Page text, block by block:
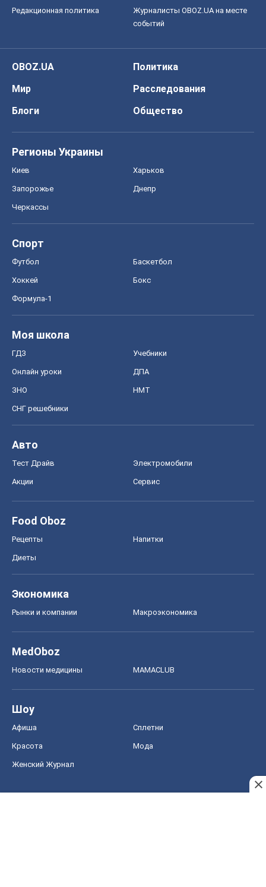
Редакционная политика
Журналисты OBOZ.UA на месте
событий
OBOZ.UA
Политика
Мир
Расследования
Блоги
Общество
Регионы Украины
Киев Харьков
Запорожье Днепр
Черкассы
Спорт
Футбол Баскетбол
Хоккей Бокс
Формула-1
Моя школа
ГДЗ Учебники
Онлайн уроки ДПА
ЗНО НМТ
СНГ решебники
Авто
Тест Драйв Электромобили
Акции Сервис
Food Oboz
Рецепты Напитки
Диеты
Экономика
Рынки и компании Mакроэкономика
MedOboz
Новости медицины MAMACLUB
Шоу
Афиша Сплетни
Красота Мода
Женский Журнал